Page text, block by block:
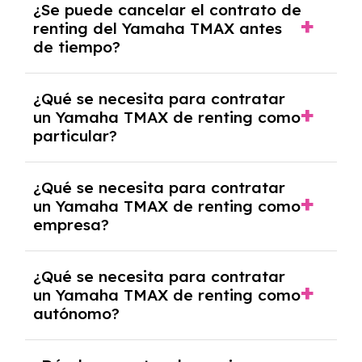
tendrás que pagar ningún tipo de entrada
salvo en casos que lo exija el proveedor
debido al resultado del estudio de viabilidad
económica.
¿Se puede cancelar el contrato de
renting del Yamaha TMAX antes
de tiempo?
pero puede haber penalizaciones por
cancelación anticipada. Es importante revisar
las condiciones del contrato y hablar con un
experto que te asesore.
¿Qué se necesita para contratar
un Yamaha TMAX de renting como
particular?
y, en algunos casos, una consulta de solvencia
crediticia y un pago inicial.
¿Qué se necesita para contratar
un Yamaha TMAX de renting como
empresa?
documentación financiera y, en algunos
casos, un informe de solvencia de la empresa
y un pago inicial.
¿Qué se necesita para contratar
un Yamaha TMAX de renting como
autónomo?